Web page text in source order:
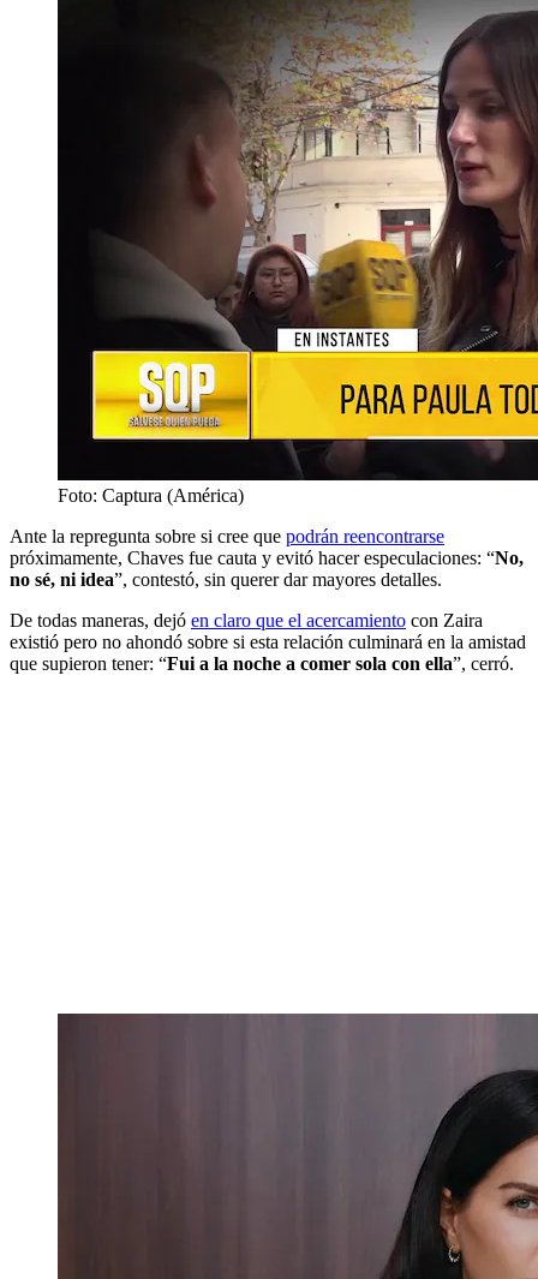
Foto: Captura (América)
Ante la repregunta sobre si cree que podrán reencontrarse
próximamente, Chaves fue cauta y evitó hacer especulaciones: “No,
no sé, ni idea”, contestó, sin querer dar mayores detalles.
De todas maneras, dejó en claro que el acercamiento con Zaira
existió pero no ahondó sobre si esta relación culminará en la amistad
que supieron tener: “Fui a la noche a comer sola con ella”, cerró.